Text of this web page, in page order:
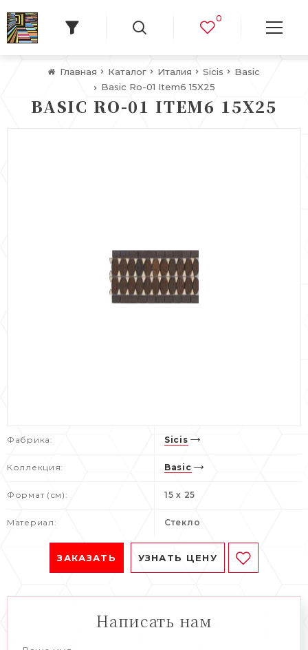
0
Главная Каталог Италия Sicis
Basic
Basic Ro-01 Item6 15X25
BASIC RO-01 ITEM6 15X25
Фабрика: Sicis
Коллекция: Basic
Формат (см): 15 x 25
Материал: Стекло
ЗАКАЗАТЬ УЗНАТЬ ЦЕНУ
Написать нам